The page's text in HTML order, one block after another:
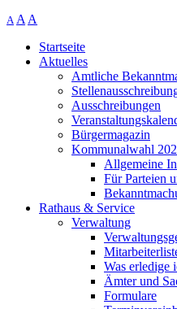
A A A
Startseite
Aktuelles
Amtliche
Ausschreibungen
Bürgermagazin
Kommunalwahl
Allgemeine
Für Parteien
Rathaus & Service
Verwaltung
Was erledige
Ämter und
Formulare